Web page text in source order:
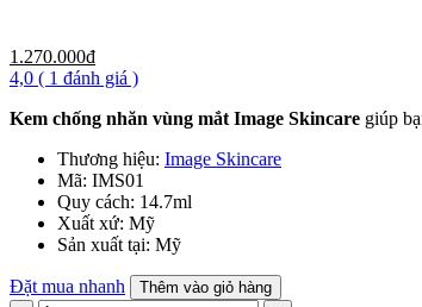
1.270.000đ
4,0 ( 1 đánh giá )
Kem chống nhăn vùng mắt Image Skincare giúp
Thương hiệu: Image Skincare
Mã: IMS01
Quy cách: 14.7ml
Xuất xứ: Mỹ
Sản xuất tại: Mỹ
Đặt mua nhanh Thêm vào giỏ hàng